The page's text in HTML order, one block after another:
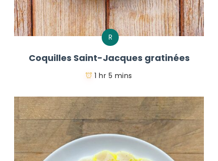
R
Coquilles Saint-Jacques gratinées
1 hr 5 mins